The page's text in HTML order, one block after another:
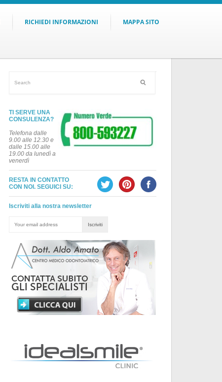
RICHIEDI INFORMAZIONI MAPPA SITO
TI SERVE UNA
CONSULENZA?
Telefona dalle
9.00 alle 12.30 e
dalle 15.00 alle
19.00 da lunedì a
venerdì
RESTA IN CONTATTO
CON NOI. SEGUICI SU:
Iscriviti alla nostra newsletter